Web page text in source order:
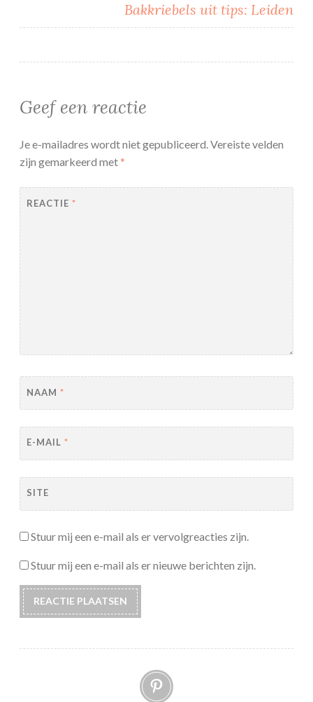
Bakkriebels uit tips: Leiden
Geef een reactie
Je e-mailadres wordt niet gepubliceerd.Vereiste velden
zijn gemarkeerd met*
REACTIE *
NAAM *
E-MAIL *
SITE
Stuur mij een e-mail als er vervolgreacties zijn.
Stuur mij een e-mail als er nieuwe berichten zijn.
Pinterest